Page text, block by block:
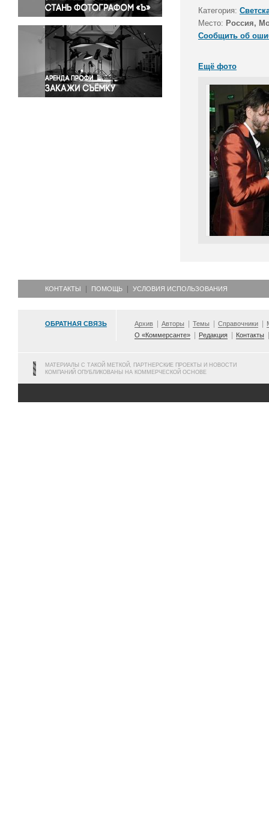
Религия
Светская жизнь
Спорт
Экология
Экономика и бизнес
Категория:
Место: Россия,
Сообщить об
Ещё фото
КОНТАКТЫ ПОМОЩЬ УСЛОВИЯ ИСПОЛЬЗОВАНИЯ
ОБРАТНАЯ СВЯЗЬ Архив Авторы Темы Справочники
О «Коммерсанте»
Редакция Контакты
МАТЕРИАЛЫ С ТАКОЙ МЕТКОЙ, ПАРТНЕРСКИЕ ПРОЕКТЫ И НОВОСТИ
КОМПАНИЙ ОПУБЛИКОВАНЫ НА КОММЕРЧЕСКОЙ ОСНОВЕ